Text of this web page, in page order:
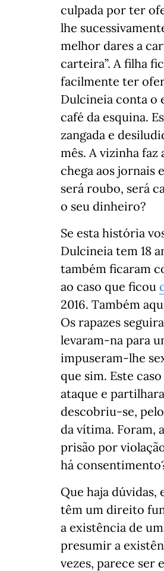
culpada por ter
lhe
melhor dares a
carteira”. A filha
facilmente ter
Dulcineia conta o
café da esquina.
zangada e
mês. A vizinha faz
chega aos jornais
será roubo, será
o seu dinheiro?
Se esta história
Dulcineia tem 18
também ficaram
ao caso que ficou
2016. Também
Os rapazes
levaram-na para
impuseram-lhe
que sim. Este
ataque e
descobriu-se,
da vítima. Foram,
prisão por
há
Que haja dúvidas,
têm um direito
a existência de
presumir a
vezes, parece ser